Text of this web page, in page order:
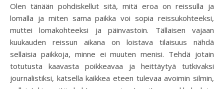
Olen tänään pohdiskellut sitä, mitä eroa on reissulla ja
lomalla ja miten sama paikka voi sopia reissukohteeksi,
muttei lomakohteeksi ja päinvastoin. Tällaisen vajaan
kuukauden reissun aikana on loistava tilaisuus nähdä
sellaisia paikkoja, minne ei muuten menisi. Tehdä jotain
totutusta kaavasta poikkeavaa ja heittäytyä tutkivaksi
journalistiksi, katsella kaikkea eteen tulevaa avoimin silmin,